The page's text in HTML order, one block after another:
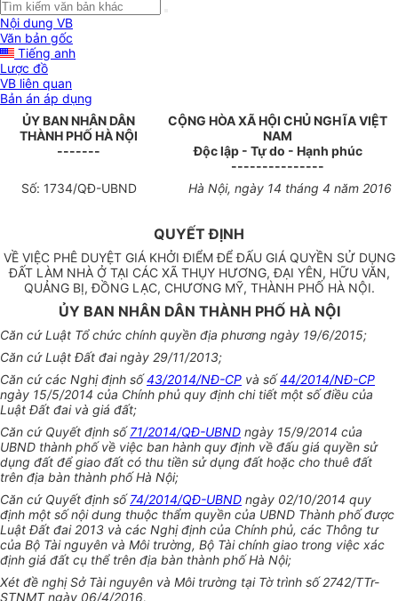
Nội dung VB
Văn bản gốc
Tiếng anh
Lược đồ
VB liên quan
Bản án áp dụng
ỦY BAN NHÂN DÂN
THÀNH PHỐ HÀ NỘI
-------
CỘNG HÒA XÃ HỘI CHỦ NGHĨA VIỆT
NAM
Độc lập - Tự do - Hạnh phúc
---------------
Số: 1734/QĐ-UBND Hà Nội, ngày 14 tháng 4 năm 2016
QUYẾT ĐỊNH
VỀ VIỆC PHÊ DUYỆT GIÁ KHỞI ĐIỂM ĐỂ ĐẤU GIÁ QUYỀN SỬ DỤNG
ĐẤT LÀM NHÀ Ở TẠI CÁC XÃ THỤY HƯƠNG, ĐẠI YÊN, HỮU VĂN,
QUẢNG BỊ, ĐỒNG LẠC, CHƯƠNG MỸ, THÀNH PHỐ HÀ NỘI.
ỦY BAN NHÂN DÂN THÀNH PHỐ HÀ NỘI
Căn cứ Luật Tổ chức chính quyền địa phương ngày 19/6/2015;
Căn cứ Luật Đất đai ngày 29/11/2013;
Căn cứ các Nghị định số43/2014/NĐ-CP và số44/2014/NĐ-CP
ngày 15/5/2014 của Chính phủ quy định chi tiết một số điều của
Luật Đất đai và giá đất;
Căn cứ Quyết định số71/2014/QĐ-UBND ngày 15/9/2014 của
UBND thành phố về việc ban hành quy định về đấu giá quyền sử
dụng đất để giao đất có thu tiền sử dụng đất hoặc cho thuê đất
trên địa bàn thành phố Hà Nội;
Căn cứ Quyết định số74/2014/QĐ-UBND ngày 02/10/2014 quy
định một số nội dung thuộc thẩm quyền của UBND Thành phố được
Luật Đất đai 2013 và các Nghị định của Chính phủ, các Thông tư
của Bộ Tài nguyên và Môi trường, Bộ Tài chính giao trong việc xác
định giá đất cụ thể trên địa bàn thành phố Hà Nội;
Xét đề nghị Sở Tài nguyên và Môi trường tại Tờ trình số 2742/TTr-
STNMT ngày 06/4/2016,